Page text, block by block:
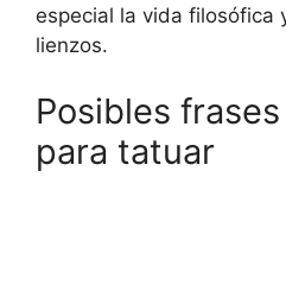
especial la vida filosófica
lienzos.
Posibles
para tatuar